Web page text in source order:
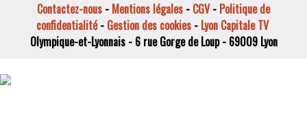
Contactez-nous - Mentions légales - CGV- Politique de
confidentialité- Gestion des cookies- Lyon Capitale TV
Olympique-et-Lyonnais - 6 rue Gorge de Loup - 69009 Lyon